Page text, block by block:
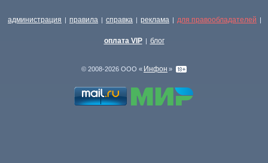
администрация | правила | справка | реклама | для правообладателей |
оплата VIP | блог
© 2008-2026 ООО « Инфон »